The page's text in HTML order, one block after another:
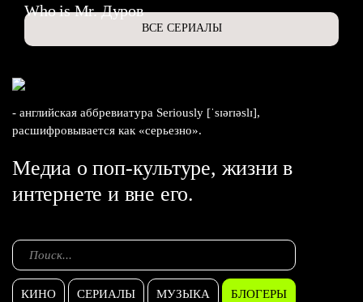
Who is Mr. Дуров
ВСЕ СЕРИАЛЫ
- английская аббревиатура Seriously [ˈsɪərɪəslɪ],
расшифровывается как «серьезно».
Медиа о поп-культуре, жизни в
интернете и вне его.
КИНО СЕРИАЛЫ МУЗЫКА БЛОГЕРЫ